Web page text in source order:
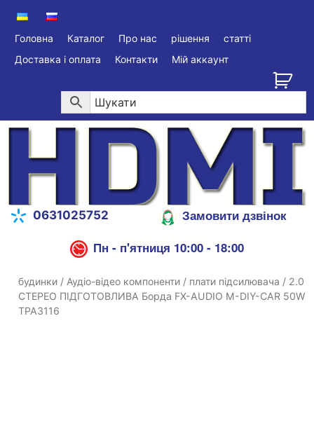
Головна Каталог Про нас рішення
статті
Доставка і оплата
Контакти Мій аккаунт
0631025752
Замовити дзвінок
Пн - п'ятниця 10:00 - 18:00
будинки / Аудіо-відео компоненти / плати підсилювача / 2.0
СТЕРЕО ПІДГОТОВЛИВА Борда FX-AUDIO M-DIY-CAR 50W
TPA3116